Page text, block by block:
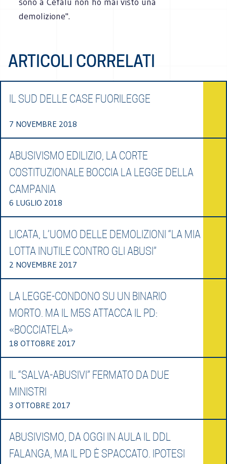
demolizione".
ARTICOLI CORRELATI
IL SUD DELLE CASE FUORILEGGE
7 NOVEMBRE 2018
ABUSIVISMO EDILIZIO, LA CORTE
COSTITUZIONALE BOCCIA LA LEGGE DELLA
CAMPANIA
6 LUGLIO 2018
LICATA, L’UOMO DELLE DEMOLIZIONI “LA MIA
LOTTA INUTILE CONTRO GLI ABUSI”
2 NOVEMBRE 2017
LA LEGGE-CONDONO SU UN BINARIO
MORTO. MA IL M5S ATTACCA IL PD:
«BOCCIATELA»
18 OTTOBRE 2017
IL “SALVA-ABUSIVI” FERMATO DA DUE
MINISTRI
3 OTTOBRE 2017
ABUSIVISMO, DA OGGI IN AULA IL DDL
FALANGA, MA IL PD È SPACCATO. IPOTESI